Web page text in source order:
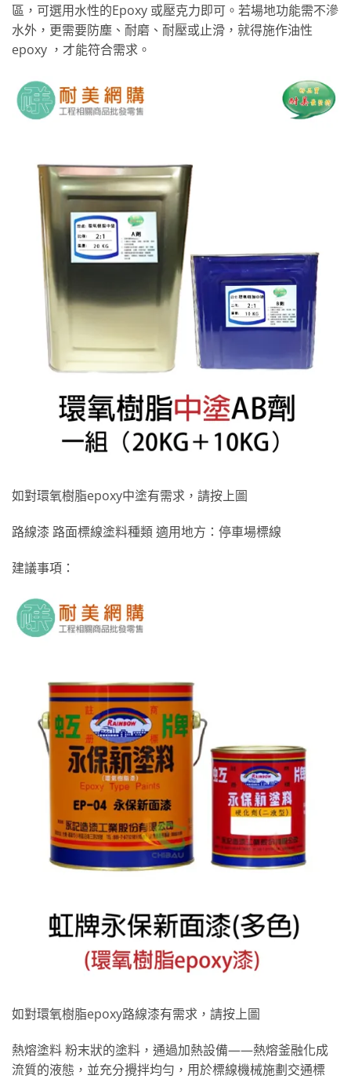
區，可選用水性的Epoxy 或壓克力即可。若場地功能需不滲
水外，更需要防塵、耐磨、耐壓或止滑，就得施作油性
epoxy ，才能符合需求。
如對環氧樹脂epoxy中塗有需求，請按上圖
路線漆 路面標線塗料種類 適用地方：停車場標線
建議事項：
如對環氧樹脂epoxy路線漆有需求，請按上圖
熱熔塗料 粉末狀的塗料，通過加熱設備——熱熔釜融化成
流質的液態，並充分攪拌均勻，用於標線機械施劃交通標